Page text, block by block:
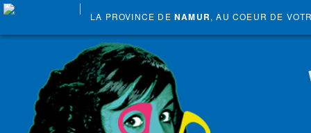
LA PROVINCE DE NAMUR, AU COEUR DE